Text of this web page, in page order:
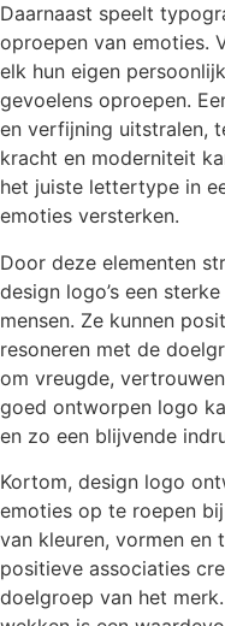
Daarnaast speelt
oproepen van emoties.
elk hun eigen
gevoelens oproepen.
en verfijning uitstralen,
kracht en moderniteit
het juiste lettertype in
emoties versterken.
Door deze elementen
design logo’s een
mensen. Ze kunnen
resoneren met de
om vreugde,
goed ontworpen logo
en zo een blijvende
Kortom, design logo
emoties op te roepen
van kleuren, vormen en
positieve associaties
doelgroep van het